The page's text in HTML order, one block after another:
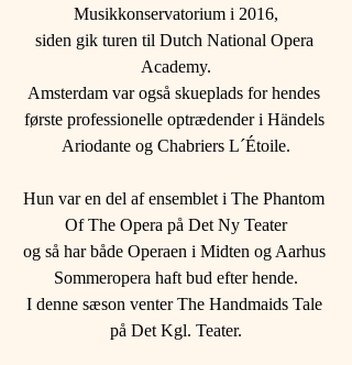
Musikkonservatorium i 2016,
siden gik turen til Dutch National Opera
Academy.
Amsterdam var også skueplads for hendes
første professionelle optrædender i Händels
Ariodante og Chabriers L´Étoile.
Hun var en del af ensemblet i The Phantom
Of The Opera på Det Ny Teater
og så har både Operaen i Midten og Aarhus
Sommeropera haft bud efter hende.
I denne sæson venter The Handmaids Tale
på Det Kgl. Teater.